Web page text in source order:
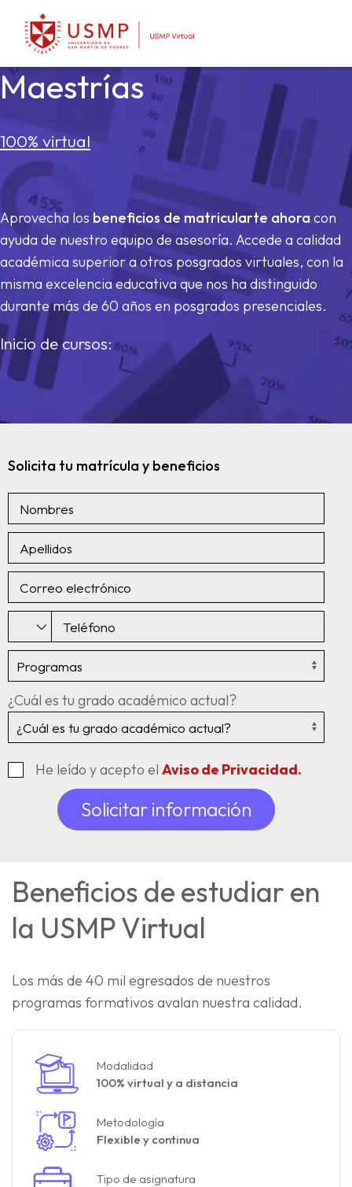
Maestrías
100% virtual
Aprovecha los beneficios de matricularte ahora con
ayuda de nuestro equipo de asesoría. Accede a calidad
académica superior a otros posgrados virtuales, con la
misma excelencia educativa que nos ha distinguido
durante más de 60 años en posgrados presenciales.
Inicio de cursos:
Solicita tu matrícula y beneficios
¿Cuál es tu grado académico actual?
He leído y acepto el Aviso de Privacidad.
Solicitar información
Beneficios de estudiar en
la USMP Virtual
Los más de 40 mil egresados de nuestros
programas formativos avalan nuestra calidad.
Modalidad
100% virtual y a distancia
Metodología
Flexible y continua
Tipo de asignatura